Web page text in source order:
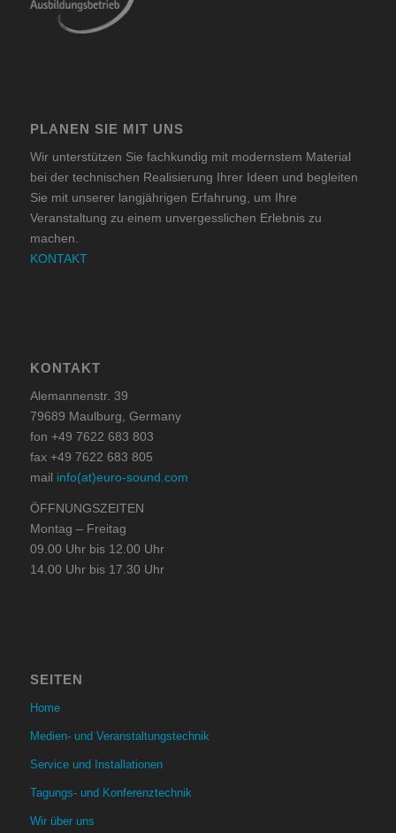
PLANEN SIE MIT UNS
Wir unterstützen Sie fachkundig mit modernstem Material
bei der technischen Realisierung Ihrer Ideen und begleiten
Sie mit unserer langjährigen Erfahrung, um Ihre
Veranstaltung zu einem unvergesslichen Erlebnis zu
machen.
KONTAKT
KONTAKT
Alemannenstr. 39
79689 Maulburg, Germany
fon +49 7622 683 803
fax +49 7622 683 805
mail info(at)euro-sound.com
ÖFFNUNGSZEITEN
Montag – Freitag
09.00 Uhr bis 12.00 Uhr
14.00 Uhr bis 17.30 Uhr
SEITEN
Home
Medien- und Veranstaltungstechnik
Service und Installationen
Tagungs- und Konferenztechnik
Wir über uns